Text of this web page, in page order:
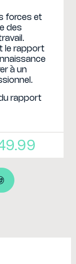
forces et
des
le rapport
à un
rapport